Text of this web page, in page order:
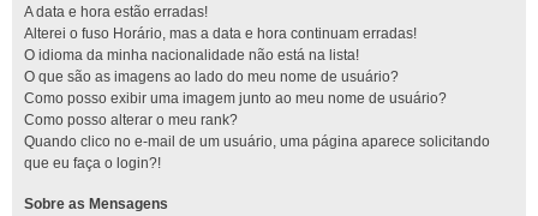
A data e hora estão erradas!
Alterei o fuso Horário, mas a data e hora continuam erradas!
O idioma da minha nacionalidade não está na lista!
O que são as imagens ao lado do meu nome de usuário?
Como posso exibir uma imagem junto ao meu nome de usuário?
Como posso alterar o meu rank?
Quando clico no e-mail de um usuário, uma página aparece solicitando
que eu faça o login?!
Sobre as Mensagens